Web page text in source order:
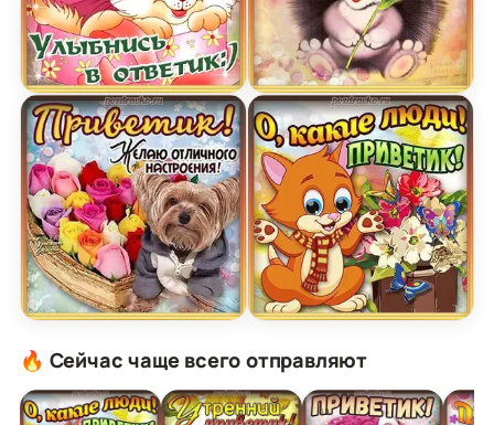
Картинка привет от меня улыбнись в ответку
Картинка привет желаю отличного настроения
Открытка привет
Открытка привет какие
🔥 Сейчас чаще всего отправляют